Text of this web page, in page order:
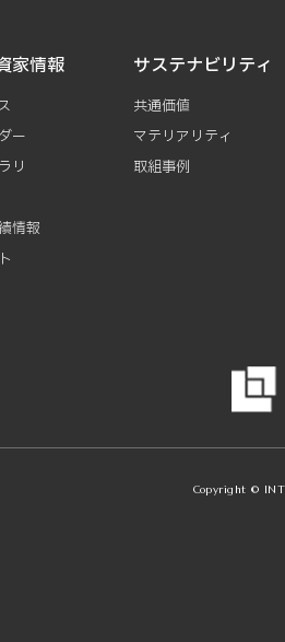
家情報
ー
リ
情報
サステナビリティ
共通価値
マテリアリティ
取組事例
Copyright ©